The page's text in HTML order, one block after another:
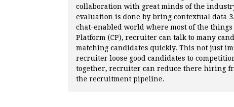
collaboration with great minds of the
evaluation is done by bring contextual data
chat-enabled world where most of the
Platform (CP), recruiter can talk to many
matching candidates quickly. This not just
recruiter loose good candidates to
together, recruiter can reduce there hiring
the recruitment pipeline.